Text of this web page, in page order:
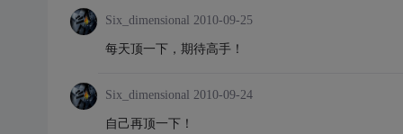
Six_dimensional 2010-09-25
每天顶一下，期待高手！
Six_dimensional 2010-09-24
自己再顶一下！